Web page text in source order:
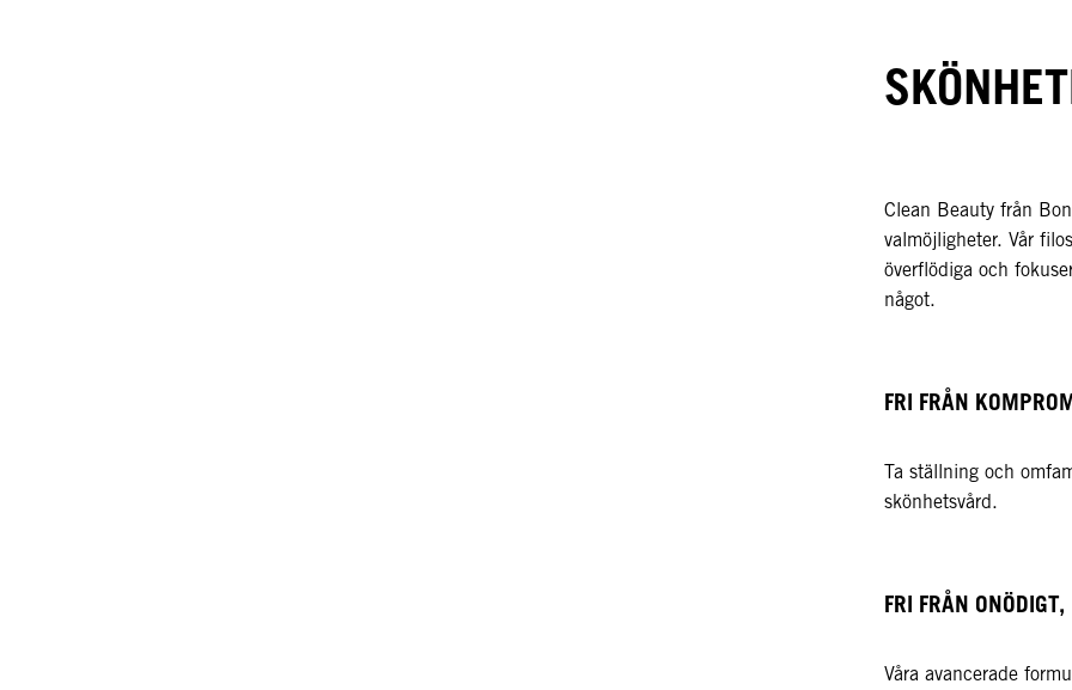
Clean Beauty från
valmöjligheter. Vår
överflödiga och
något.​​
FRI FRÅN
Ta ställning och
skönhetsvård.​
FRI FRÅN
Våra avancerade